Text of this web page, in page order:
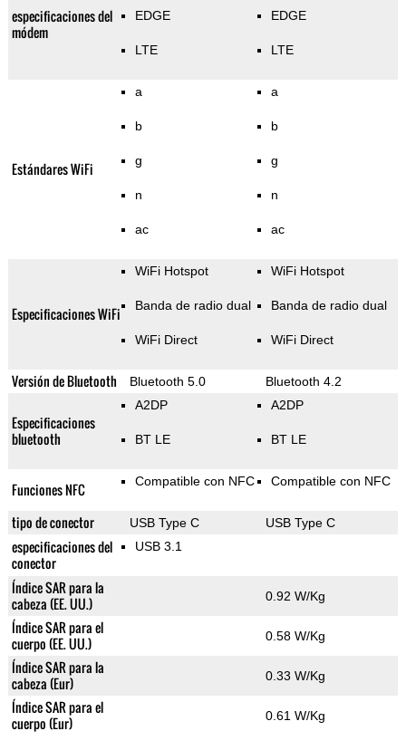
especificaciones del
módem
EDGE
LTE
EDGE
LTE
Estándares WiFi
a
b
g
n
ac
a
b
g
n
ac
Especificaciones WiFi
WiFi Hotspot
Banda de radio dual
WiFi Direct
WiFi Hotspot
Banda de radio dual
WiFi Direct
Versión de Bluetooth Bluetooth 5.0 Bluetooth 4.2
Especificaciones
bluetooth
A2DP
BT LE
A2DP
BT LE
Funciones NFC Compatible con NFC Compatible con NFC
tipo de conector USB Type C USB Type C
especificaciones del
conector
USB 3.1
Índice SAR para la
cabeza (EE. UU.)
0.92 W/Kg
Índice SAR para el
cuerpo (EE. UU.)
0.58 W/Kg
Índice SAR para la
cabeza (Eur)
0.33 W/Kg
Índice SAR para el
cuerpo (Eur)
0.61 W/Kg